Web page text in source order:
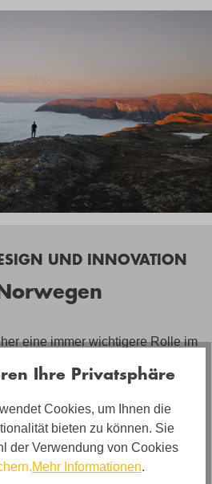
UND INNOVATION
eine immer wichtigere Rolle im
den ersten Stressless®
gerade in einer Zeit, in der wir
verbrachten. Der Stressless®
wie kein anderer, und die
neuer Features treibt Komfort
Ihre Privatsphäre
Cookies, um Ihnen die
bieten zu können. Sie
der Verwendung von Cookies
Mehr Informationen.